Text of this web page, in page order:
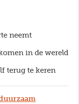
neemt
in de wereld
terug te keren